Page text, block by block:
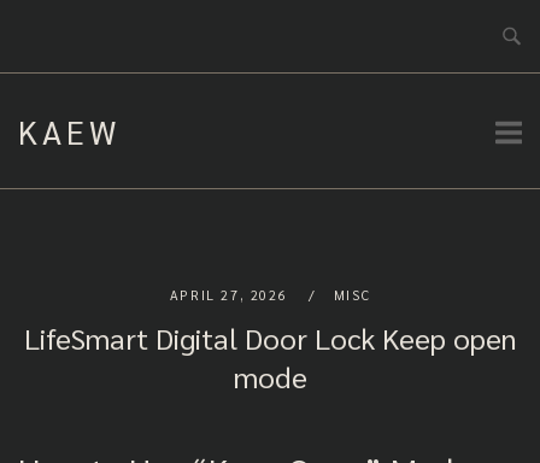
KAEW
APRIL 27, 2026 MISC
LifeSmart Digital Door Lock Keep open
mode